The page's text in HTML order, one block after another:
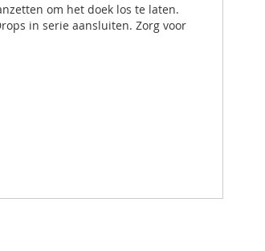
om het doek los te laten.
in serie aansluiten. Zorg voor